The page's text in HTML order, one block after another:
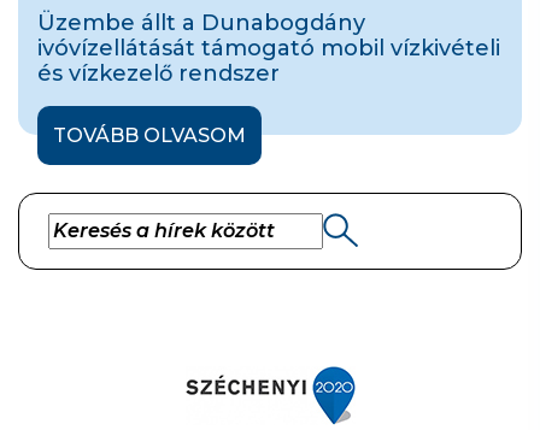
Üzembe állt a Dunabogdány
ivóvízellátását támogató mobil vízkivételi
és vízkezelő rendszer
TOVÁBB OLVASOM